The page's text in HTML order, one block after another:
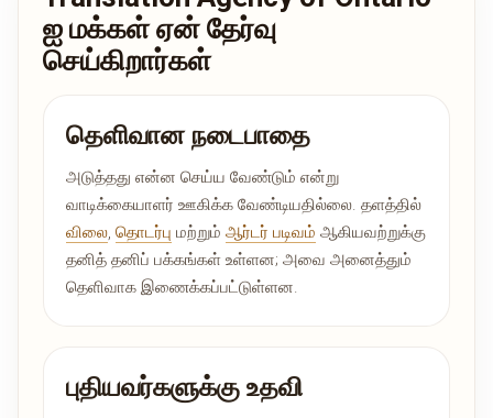
ஐ மக்கள் ஏன் தேர்வு
செய்கிறார்கள்
தெளிவான நடைபாதை
அடுத்தது என்ன செய்ய வேண்டும் என்று
வாடிக்கையாளர் ஊகிக்க வேண்டியதில்லை. தளத்தில்
விலை, தொடர்பு மற்றும் ஆர்டர் படிவம் ஆகியவற்றுக்கு
தனித் தனிப் பக்கங்கள் உள்ளன; அவை அனைத்தும்
தெளிவாக இணைக்கப்பட்டுள்ளன.
புதியவர்களுக்கு உதவி